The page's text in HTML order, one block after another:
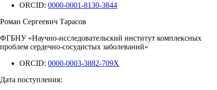
ORCID: 0000-0001-8130-3844
Роман Сергеевич Тарасов
ФГБНУ «Научно-исследовательский институт комплексных
проблем сердечно-сосудистых заболеваний»
ORCID: 0000-0003-3882-709X
Дата поступления: